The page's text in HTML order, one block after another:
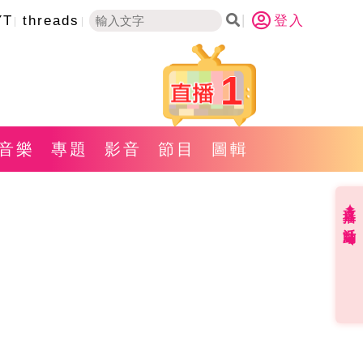
threads 登入
1
樂 專題 影音 節目 圖輯
直播✦活動